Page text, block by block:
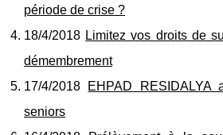
période de crise ?
18/4/2018 Limitez vos droits de
démembrement
17/4/2018 EHPAD
seniors